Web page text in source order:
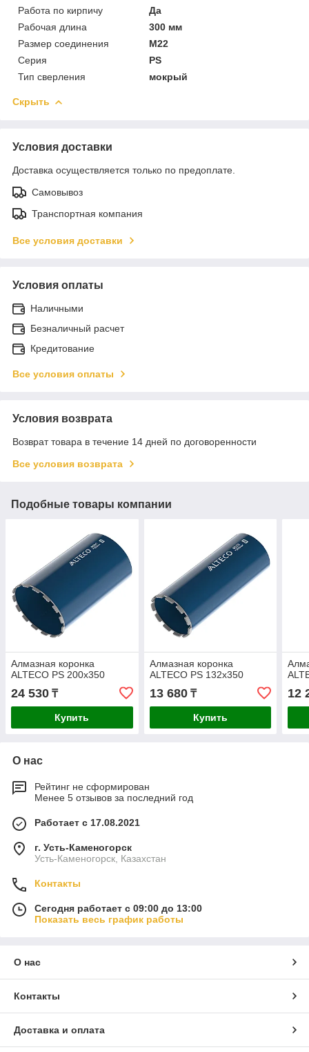
Работа по кирпичу
Да
Рабочая длина
300 мм
Размер соединения
М22
Серия
PS
Тип сверления
мокрый
Скрыть
Условия доставки
Доставка осуществляется только по предоплате.
Самовывоз
Транспортная компания
Все условия доставки
Условия оплаты
Наличными
Безналичный расчет
Кредитование
Все условия оплаты
Условия возврата
Возврат товара в течение 14 дней по договоренности
Все условия возврата
Подобные товары компании
Алмазная коронка
ALTECO PS 200х350
24 530 ₸
Купить
Алмазная коронка
ALTECO PS 132х350
13 680₸
Купить
12
О нас
Рейтинг не сформирован
Менее 5 отзывов за последний год
Работает с 17.08.2021
г. Усть-Каменогорск
Усть-Каменогорск, Казахстан
Контакты
Сегодня работает с 09:00 до 13:00
Показать весь график работы
О нас
Контакты
Доставка и оплата